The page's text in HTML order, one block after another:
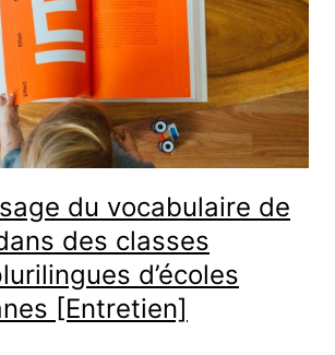
du vocabulaire de
des classes
d’écoles
[Entretien]